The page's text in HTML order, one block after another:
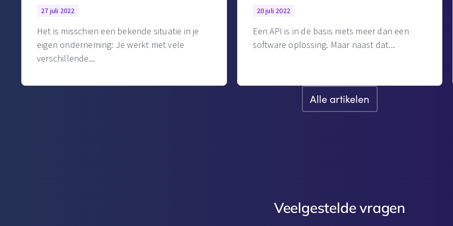
27 juli 2022
Het is misschien een bekende situatie in je
eigen onderneming: Je werkt met vele
verschillende
20 juli 2022
Een API is in de basis niets meer dan een
software oplossing. Maar naast dat
Alle artikelen
Veelgestelde vragen